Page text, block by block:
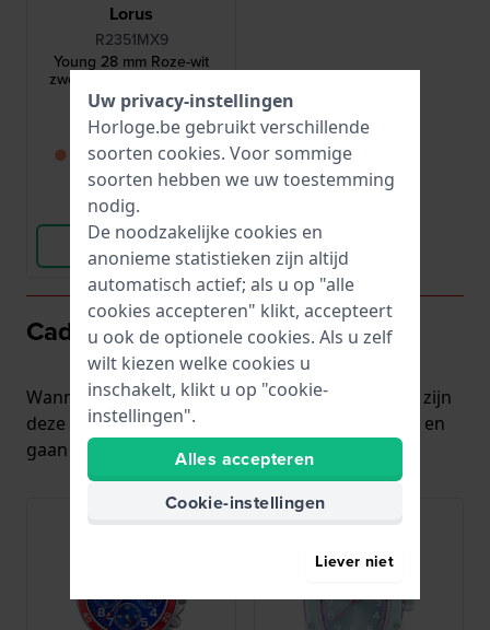
Lorus
R2351MX9
Young 28 mm Roze-wit
zwembestendig horloge
€ 35,-
● Binnenkort weer op
voorraad
Vergelijk
Bekijk Product
Cadeaus voor Pakjesavond
Wanneer u echt wilt uitpakken op pakjesavond, zijn
deze horloges een gegarandeerde hit: modieus en
gaan jaren mee.
Uw privacy-instellingen
Horloge.be gebruikt verschillende
soorten cookies. Voor sommige
soorten hebben we uw toestemming
nodig.
De noodzakelijke cookies en
anonieme statistieken zijn altijd
automatisch actief; als u op "alle
cookies accepteren" klikt, accepteert
u ook de optionele cookies. Als u zelf
wilt kiezen welke cookies u
inschakelt, klikt u op "cookie-
instellingen".
Alles accepteren
Cookie-instellingen
Liever niet